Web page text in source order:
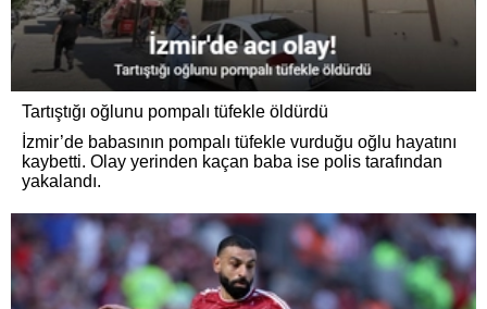
Tartıştığı oğlunu pompalı tüfekle öldürdü
İzmir’de babasının pompalı tüfekle vurduğu oğlu hayatını
kaybetti. Olay yerinden kaçan baba ise polis tarafından
yakalandı.